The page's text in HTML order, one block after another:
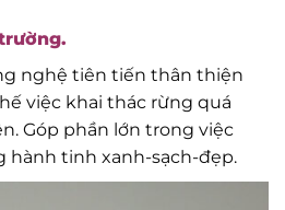
nghệ tiên tiến thân thiện
việc khai thác rừng quá
Góp phần lớn trong việc
hành tinh xanh-sạch-đẹp.